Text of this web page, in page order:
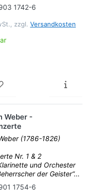
1742-6
zzgl. Versandkosten
Weber -
(1786-1826)
Nr. 1 & 2
und Orchester
der Geister“...
1754-6